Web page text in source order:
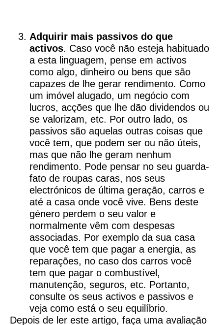
Adquirir mais passivos do que
activos. Caso você não esteja habituado
a esta linguagem, pense em activos
como algo, dinheiro ou bens que são
capazes de lhe gerar rendimento. Como
um imóvel alugado, um negócio com
lucros, acções que lhe dão dividendos ou
se valorizam, etc. Por outro lado, os
passivos são aquelas outras coisas que
você tem, que podem ser ou não úteis,
mas que não lhe geram nenhum
rendimento. Pode pensar no seu guarda-
fato de roupas caras, nos seus
electrónicos de última geração, carros e
até a casa onde você vive. Bens deste
género perdem o seu valor e
normalmente vêm com despesas
associadas. Por exemplo da sua casa
que você tem que pagar a energia, as
reparações, no caso dos carros você
tem que pagar o combustível,
manutenção, seguros, etc. Portanto,
consulte os seus activos e passivos e
veja como está o seu equilíbrio.
Depois de ler este artigo, faça uma avaliação